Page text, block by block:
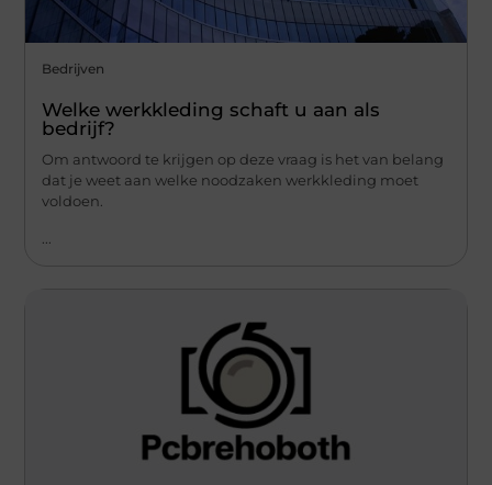
Bedrijven
Welke werkkleding schaft u aan als
bedrijf?
Om antwoord te krijgen op deze vraag is het van belang
dat je weet aan welke noodzaken werkkleding moet
voldoen.